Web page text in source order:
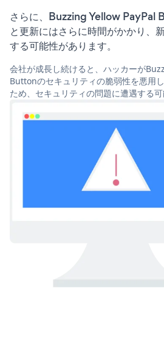
さらに、Buzzing Yellow PayPal
と更新にはさらに時間がかかり、
する可能性があります。
会社が成長し続けると、ハッカーが
Buttonのセキュリティの脆弱性を悪用
ため、セキュリティの問題に遭遇する可